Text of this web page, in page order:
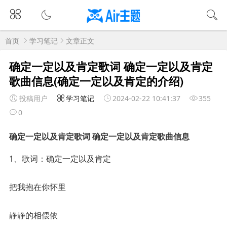
首页 学习笔记 文章正文
确定一定以及肯定歌词 确定一定以及肯定
歌曲信息(确定一定以及肯定的介绍)
投稿用户 学习笔记 2024-02-22 10:41:37
355
0
确定一定以及肯定歌词 确定一定以及肯定歌曲信息
1、歌词：确定一定以及肯定
把我抱在你怀里
静静的相偎依